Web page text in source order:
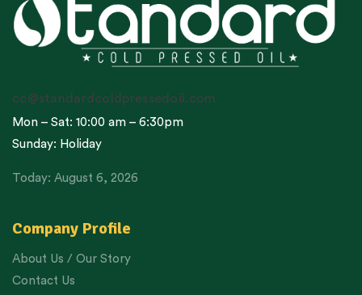
Company Profile
About Us / Our Story
Contact Us
cc@standardcoldpressedoil.com
Mon – Sat: 10:00 am – 6:30pm
Sunday: Holiday
Today: August 6, 2026